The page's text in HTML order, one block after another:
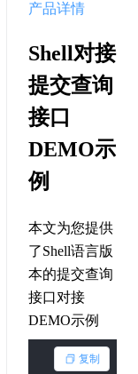
产品详情
Shell对接
提交查询
接口
DEMO示
例
本文为您提供
了Shell语言版
本的提交查询
接口对接
DEMO示例
复制